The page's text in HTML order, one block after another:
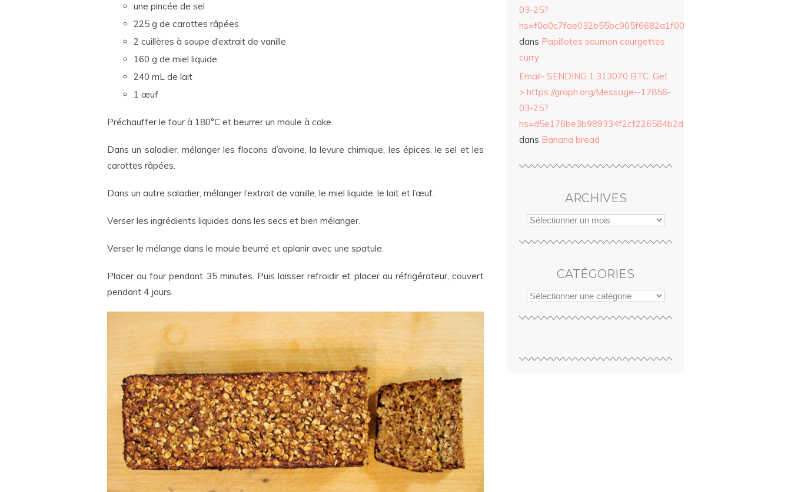
une pincée de sel
225 g de carottes râpées
2 cuillères à soupe d’extrait de vanille
160 g de miel liquide
240 mL de lait
1 œuf
Préchauffer le four à 180°C et beurrer un moule à cake.
Dans un saladier, mélanger les flocons d’avoine, la levure chimique, les épices, le sel et les
carottes râpées.
Dans un autre saladier, mélanger l’extrait de vanille, le miel liquide, le lait et l’œuf.
Verser les ingrédients liquides dans les secs et bien mélanger.
Verser le mélange dans le moule beurré et aplanir avec une spatule.
Placer au four pendant 35 minutes. Puis laisser refroidir et placer au réfrigérateur, couvert
pendant 4 jours.
03-25?
hs=f0a0c7fae032b55bc905f6682a1f0042&
dans Papillotes saumon courgettes
curry
Email- SENDING 1.313070 BTC. Get
> https://graph.org/Message--17856-
03-25?
hs=d5e176be3b989334f2cf226584b2d177&
dans Banana bread
ARCHIVES
CATÉGORIES